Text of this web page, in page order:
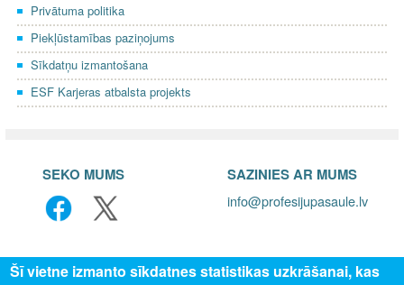
Privātuma politika
Piekļūstamības paziņojums
Sīkdatņu izmantošana
ESF Karjeras atbalsta projekts
SEKO MUMS SAZINIES AR MUMS
info@profesijupasaule.lv
Šī vietne izmanto sīkdatnes statistikas uzkrāšanai, kas